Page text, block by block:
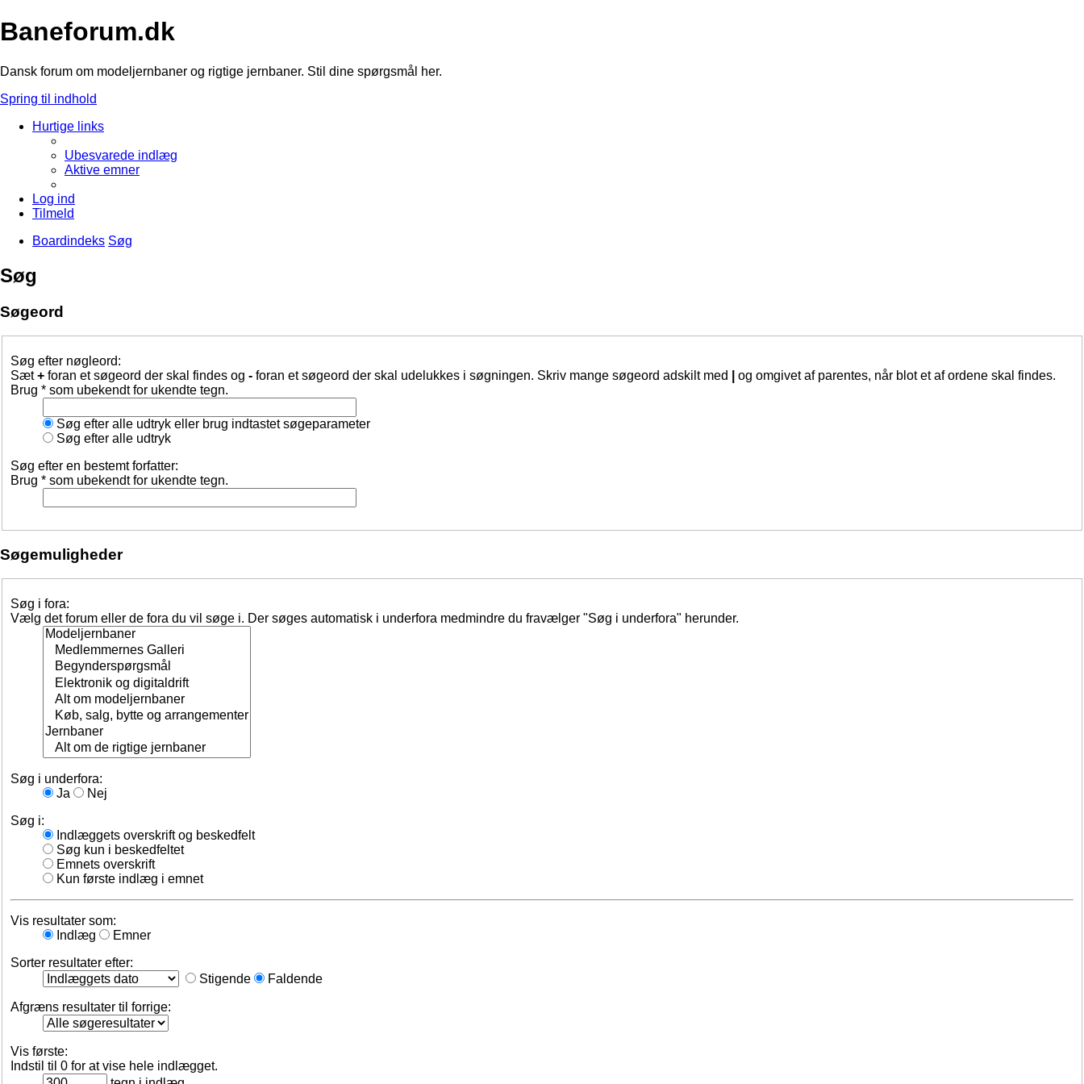
Baneforum.dk
Dansk forum om modeljernbaner og rigtige jernbaner. Stil dine spørgsmål her.
Spring til indhold
Hurtige links
Ubesvarede indlæg
Aktive emner
Log ind
Tilmeld
Boardindeks Søg
Søg
Søgeord
Søg efter nøgleord:
Sæt+ foran et søgeord der skal findes og - foran et søgeord der skal udelukkes i søgningen. Skriv mange søgeord adskilt med
og omgivet af parentes, når blot et af ordene skal findes.
Brug * som ubekendt for ukendte tegn.
Søg efter alle udtryk eller brug indtastet søgeparameter
Søg efter alle udtryk
Søg efter en bestemt forfatter:
Brug * som ubekendt for ukendte tegn.
Søgemuligheder
Søg i fora:
Vælg det forum eller de fora du vil søge i. Der søges automatisk i underfora medmindre du fravælger "Søg i underfora" herunder.
Søg i underfora:
Ja
Nej
Søg i:
Indlæggets overskrift og beskedfelt
Søg kun i beskedfeltet
Emnets overskrift
Kun første indlæg i emnet
Vis resultater som:
Indlæg
Emner
Sorter resultater efter:
Stigende
Faldende
Afgræns resultater til forrige:
Vis første:
Indstil til 0 for at vise hele indlægget.